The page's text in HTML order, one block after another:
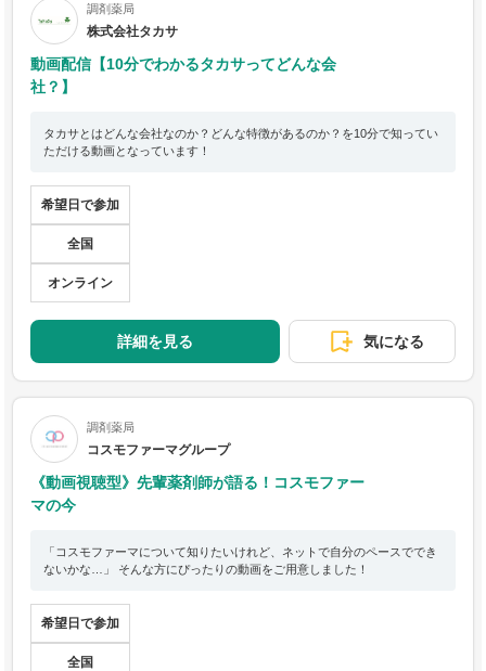
調剤薬局
株式会社タカサ
動画配信【10分でわかるタカサってどんな会
社？】
タカサとはどんな会社なのか？どんな特徴があるのか？を10分で知ってい
ただける動画となっています！
希望日で参加
全国
オンライン
詳細を見る 気になる
調剤薬局
コスモファーマグループ
《動画視聴型》先輩薬剤師が語る！コスモファー
マの今
「コスモファーマについて知りたいけれど、ネットで自分のペースででき
ないかな…」 そんな方にぴったりの動画をご用意しました！
希望日で参加
全国